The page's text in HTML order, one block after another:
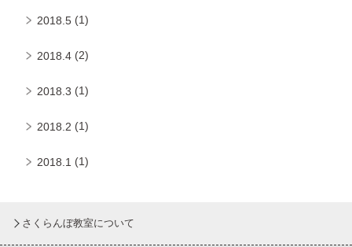
2018.5 (1)
2018.4 (2)
2018.3 (1)
2018.2 (1)
2018.1 (1)
さくらんぼ教室について